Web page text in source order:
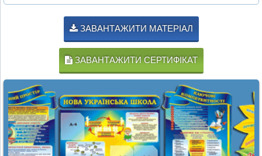
ЗАВАНТАЖИТИ МАТЕРІАЛ
ЗАВАНТАЖИТИ СЕРТИФІКАТ